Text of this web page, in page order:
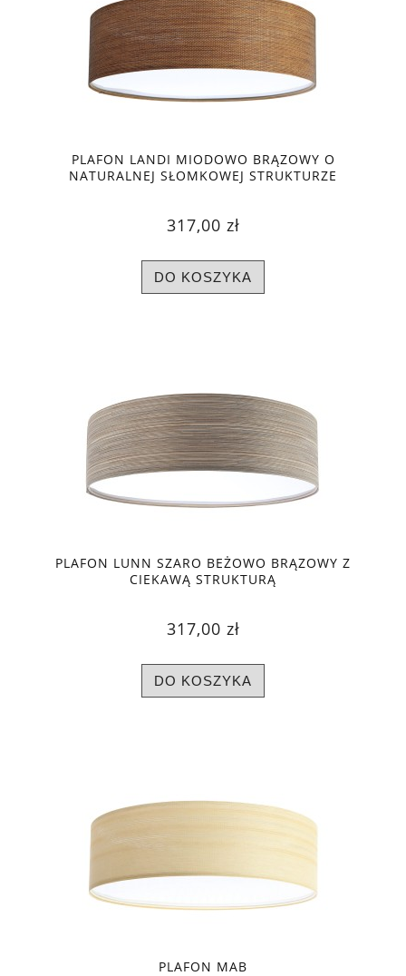
PLAFON LANDI MIODOWO BRĄZOWY O
NATURALNEJ SŁOMKOWEJ STRUKTURZE
317,00 zł
DO KOSZYKA
PLAFON LUNN SZARO BEŻOWO BRĄZOWY Z
CIEKAWĄ STRUKTURĄ
317,00 zł
DO KOSZYKA
PLAFON MAB